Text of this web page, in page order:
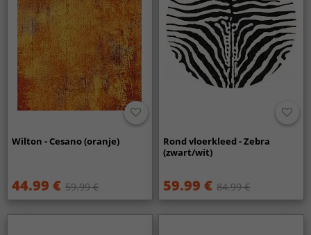
Wilton - Cesano (oranje)
44.99 € 59.99 €
Rond vloerkleed - Zebra
(zwart/wit)
59.99 € 84.99 €